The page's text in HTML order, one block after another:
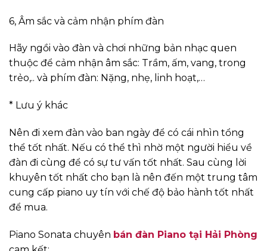
6, Âm sắc và cảm nhận phím đàn
Hãy ngồi vào đàn và chơi những bản nhạc quen
thuộc để cảm nhận âm sắc: Trầm, ấm, vang, trong
trẻo,.. và phím đàn: Nặng, nhẹ, linh hoạt,…
* Lưu ý khác
Nên đi xem đàn vào ban ngày để có cái nhìn tổng
thể tốt nhất. Nếu có thể thì nhờ một người hiểu về
đàn đi cùng để có sự tư vấn tốt nhất. Sau cùng lời
khuyên tốt nhất cho bạn là nên đến một trung tâm
cung cấp piano uy tín với chế độ bảo hành tốt nhất
để mua.
Piano Sonata chuyên bán đàn Piano tại Hải Phòng